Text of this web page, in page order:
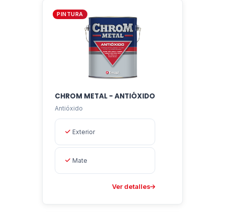
PINTURA
CHROM METAL - ANTIÓXIDO
Antióxido
Exterior
Mate
Ver detalles